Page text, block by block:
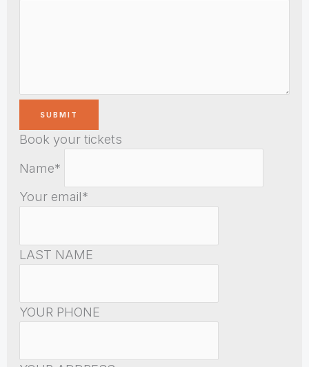
Book your tickets
Name*
Your email*
LAST NAME
YOUR PHONE